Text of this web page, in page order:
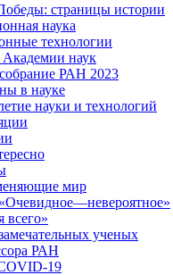
страницы истории
наука
технологии
Академии наук
РАН 2023
в науке
науки и технологий
мир
всего»
ученых
РАН
19